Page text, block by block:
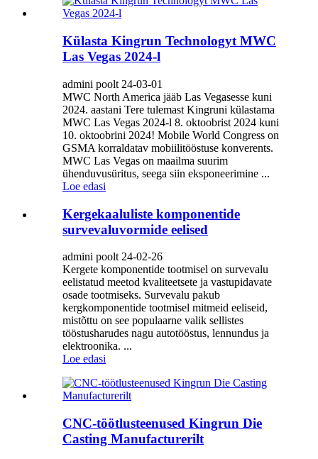
Külasta Kingrun Technologyt MWC
Las Vegas 2024-l
admini poolt 24-03-01
MWC North America jääb Las Vegasesse kuni
2024. aastani Tere tulemast Kingruni külastama
MWC Las Vegas 2024-l 8. oktoobrist 2024 kuni
10. oktoobrini 2024! Mobile World Congress on
GSMA korraldatav mobiilitööstuse konverents.
MWC Las Vegas on maailma suurim
ühenduvusüritus, seega siin eksponeerimine ...
Loe edasi
Kergekaaluliste komponentide
survevaluvormide eelised
admini poolt 24-02-26
Kergete komponentide tootmisel on survevalu
eelistatud meetod kvaliteetsete ja vastupidavate
osade tootmiseks. Survevalu pakub
kergkomponentide tootmisel mitmeid eeliseid,
mistõttu on see populaarne valik sellistes
tööstusharudes nagu autotööstus, lennundus ja
elektroonika. ...
Loe edasi
CNC-töötlusteenused Kingrun Die
Casting Manufacturerilt